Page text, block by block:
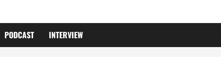
PODCAST INTERVIEW